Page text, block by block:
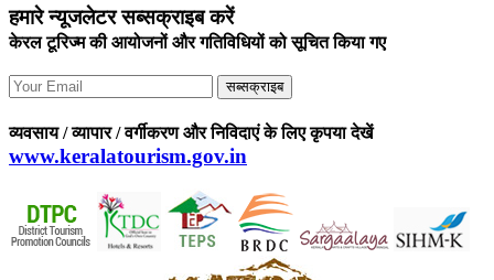
हमारे न्यूजलेटर सब्सक्राइब करें
केरल टूरिज्म की आयोजनों और गतिविधियों को सूचित किया गए
सब्सक्राइब
व्यवसाय / व्यापार / वर्गीकरण और निविदाएं के लिए कृपया देखें
www.keralatourism.gov.in